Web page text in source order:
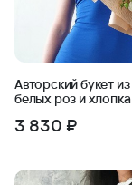
Авторский букет из
белых роз и хлопка
3 830 ₽